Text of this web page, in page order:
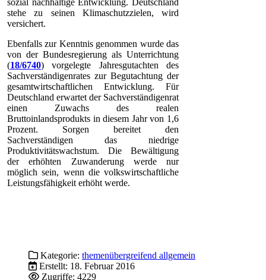
sozial nachhaltige Entwicklung. Deutschland
stehe zu seinen Klimaschutzzielen, wird
versichert.
Ebenfalls zur Kenntnis genommen wurde das
von der Bundesregierung als Unterrichtung
(18/6740) vorgelegte Jahresgutachten des
Sachverständigenrates zur Begutachtung der
gesamtwirtschaftlichen Entwicklung. Für
Deutschland erwartet der Sachverständigenrat
einen Zuwachs des realen
Bruttoinlandsprodukts in diesem Jahr von 1,6
Prozent. Sorgen bereitet den
Sachverständigen das niedrige
Produktivitätswachstum. Die Bewältigung
der erhöhten Zuwanderung werde nur
möglich sein, wenn die volkswirtschaftliche
Leistungsfähigkeit erhöht werde.
Kategorie: themenübergreifend allgemein
Erstellt: 18. Februar 2016
Zugriffe: 4229